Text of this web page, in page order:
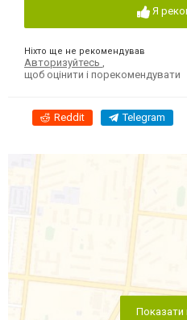
Я
Ніхто ще не рекомендував
Авторизуйтесь
щоб оцінити і порекомендувати
Reddit Telegram
Показати